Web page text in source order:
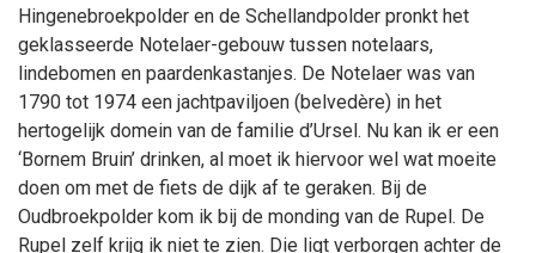
Hingenebroekpolder en de Schellandpolder pronkt het
geklasseerde Notelaer-gebouw tussen notelaars,
lindebomen en paardenkastanjes. De Notelaer was van
1790 tot 1974 een jachtpaviljoen (belvedère) in het
hertogelijk domein van de familie d’Ursel. Nu kan ik er een
‘Bornem Bruin’ drinken, al moet ik hiervoor wel wat moeite
doen om met de fiets de dijk af te geraken. Bij de
Oudbroekpolder kom ik bij de monding van de Rupel. De
Rupel zelf krijg ik niet te zien. Die ligt verborgen achter de